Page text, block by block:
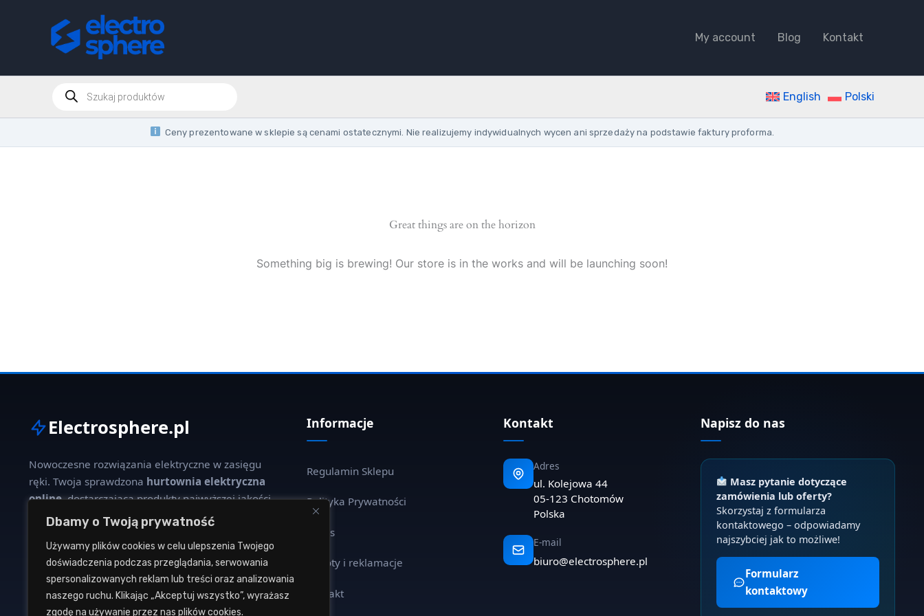
Dbamy o Twoją prywatność
Używamy plików cookies w celu ulepszenia Twojego
doświadczenia podczas przeglądania, serwowania
spersonalizowanych reklam lub treści oraz analizowania
naszego ruchu. Klikając „Akceptuj wszystko”, wyrażasz
zgodę na używanie przez nas plików cookies.
My account Blog Kontakt
Products
search
English Polski
Ceny prezentowane w sklepie są cenami ostatecznymi. Nie realizujemy indywidualnych wycen ani sprzedaży na podstawie faktury proforma.
Great things are on the horizon
Something big is brewing! Our store is in the works and will be launching soon!
Electrosphere.pl
Nowoczesne rozwiązania elektryczne w zasięgu
ręki. Twoja sprawdzona hurtownia elektryczna
online, dostarczająca produkty najwyższej jakości
dla profesjonalistów i klientów indywidualnych.
W naszej ofercie znajdziesz szeroki wybór kabli,
oświetlenia, aparatury modułowej oraz osprzętu
instalacyjnego od renomowanych producentów.
Informacje
Regulamin Sklepu
Polityka Prywatności
O nas
Zwroty i reklamacje
Kontakt
Kontakt
Adres
ul. Kolejowa 44
05-123 Chotomów
Polska
E-mail
biuro@electrosphere.pl
Napisz do nas
Masz pytanie dotyczące
zamówienia lub oferty?
Skorzystaj z formularza
kontaktowego – odpowiadamy
najszybciej jak to możliwe!
Formularz
kontaktowy